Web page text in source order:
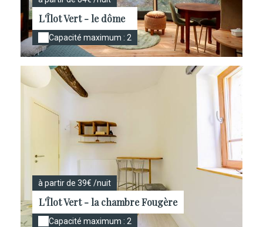
L'Îlot Vert - le dôme
Capacité maximum : 2
à partir de 39€ /nuit
L'Îlot Vert - la chambre Fougère
Capacité maximum : 2